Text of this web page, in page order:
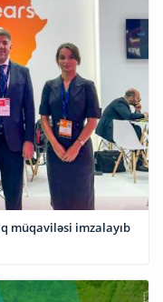
müqaviləsi imzalayıb